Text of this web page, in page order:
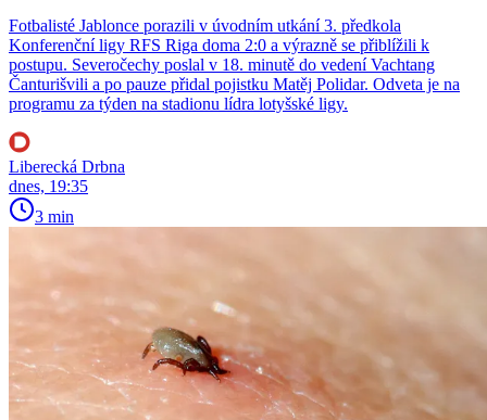
Fotbalisté Jablonce porazili v úvodním utkání 3. předkola
Konferenční ligy RFS Riga doma 2:0 a výrazně se přiblížili k
postupu. Severočechy poslal v 18. minutě do vedení Vachtang
Čanturišvili a po pauze přidal pojistku Matěj Polidar. Odveta je na
programu za týden na stadionu lídra lotyšské ligy.
Liberecká Drbna
dnes, 19:35
3 min